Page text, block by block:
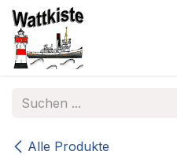
Zum Inhalt springen
Alle Produkte